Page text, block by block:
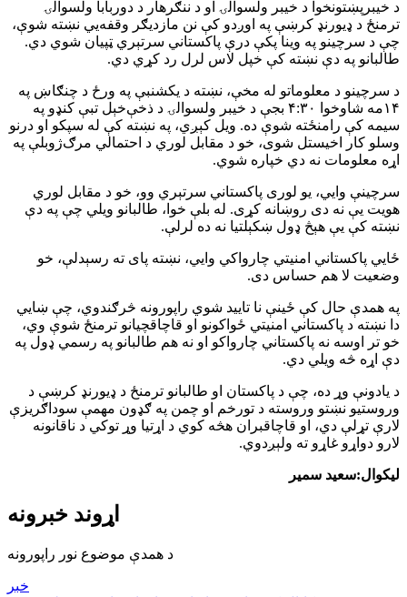
د خیبرپښتونخوا د خیبر ولسوالۍ او د ننګرهار د دوربابا ولسوالۍ
ترمنځ د ډیورنډ کرښې په اوږدو کې نن مازدیګر وقفه‌یي نښته شوې،
چې د سرچینو په وینا پکې درې پاکستاني سرتېري ټپیان شوي دي.
طالبانو په دې نښته کې خپل لاس لرل رد کړي دي.
د سرچینو د معلوماتو له مخې، نښته د یکشنبې په ورځ د چنګاښ په
۱۴مه شاوخوا ۴:۳۰ بجې د خیبر ولسوالۍ د ذخې‌خېل تبې کنډو په
سیمه کې رامنځته شوې ده. ویل کېږي، په نښته کې له سپکو او درنو
وسلو کار اخیستل شوی، خو د مقابل لوري د احتمالي مرګ‌ژوبلې په
اړه معلومات نه دي خپاره شوي.
سرچینې وایي، یو لوری پاکستاني سرتېري وو، خو د مقابل لوري
هویت یې نه دی روښانه کړی. له بلې خوا، طالبانو ویلي چې په دې
نښته کې یې هېڅ ډول ښکېلتیا نه ده لرلې.
ځايي پاکستاني امنیتي چارواکي وایي، نښته پای ته رسېدلې، خو
وضعیت لا هم حساس دی.
په همدې حال کې ځینې نا تایید شوي راپورونه څرګندوي، چې ښايي
دا نښته د پاکستاني امنیتي ځواکونو او قاچاقچیانو ترمنځ شوې وي،
خو تر اوسه نه پاکستاني چارواکو او نه هم طالبانو په رسمي ډول په
دې اړه څه ویلي دي.
د یادونې وړ ده، چې د پاکستان او طالبانو ترمنځ د ډیورنډ کرښې د
وروستیو نښتو وروسته د تورخم او چمن په ګډون مهمې سوداګریزې
لارې تړلې دي، او قاچاقبران هڅه کوي د اړتیا وړ توکي د ناقانونه
لارو دواړو غاړو ته ولېږدوي.
لیکوال:سعید سمیر
اړوند خبرونه
د همدې موضوع نور راپورونه
خبر